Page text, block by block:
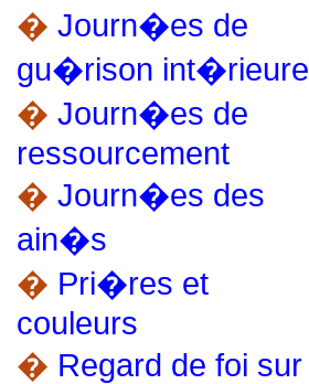
� Journ�es de
gu�rison int�rieure
� Journ�es de
ressourcement
� Journ�es des
ain�s
� Pri�res et
couleurs
� Regard de foi sur